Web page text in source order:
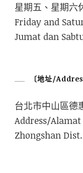
星期五、星期六
Friday and
Jumat dan
〔地址/
台北市中山區德
Address/Alamat
Zhongshan